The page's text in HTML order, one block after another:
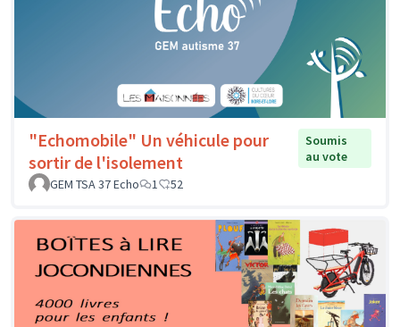
"Echomobile" Un véhicule pour
sortir de l'isolement
Soumis
au vote
GEM TSA 37 Echo
1 52